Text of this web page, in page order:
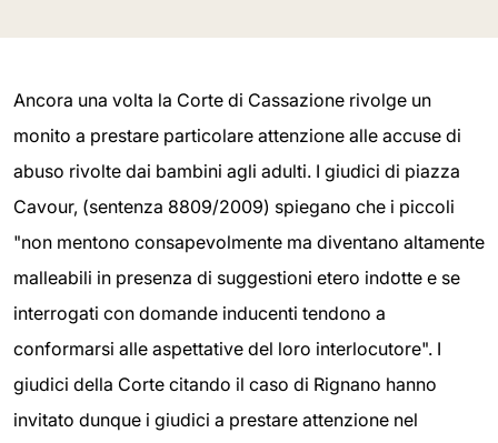
Ancora una volta la Corte di Cassazione rivolge un
monito a prestare particolare attenzione alle accuse di
abuso rivolte dai bambini agli adulti. I giudici di piazza
Cavour, (sentenza 8809/2009) spiegano che i piccoli
"non mentono consapevolmente ma diventano altamente
malleabili in presenza di suggestioni etero indotte e se
interrogati con domande inducenti tendono a
conformarsi alle aspettative del loro interlocutore". I
giudici della Corte citando il caso di Rignano hanno
invitato dunque i giudici a prestare attenzione nel